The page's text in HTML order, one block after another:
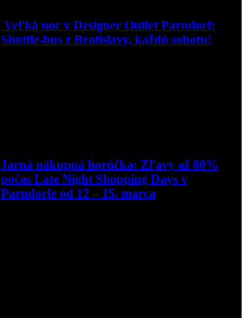
Veľká noc v Designer Outlet Parndorf:
Shuttle-bus z Bratislavy, každú sobotu!
Jarná nákupná horúčka: Zľavy až 80%
počas Late Night Shopping Days v
Parndorfe od 12 – 15. marca